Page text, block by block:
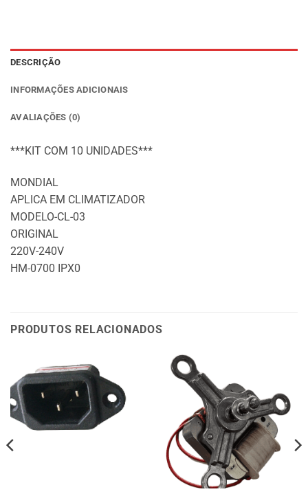
DESCRIÇÃO
INFORMAÇÕES ADICIONAIS
AVALIAÇÕES (0)
***KIT COM 10 UNIDADES***
MONDIAL
APLICA EM CLIMATIZADOR
MODELO-CL-03
ORIGINAL
220V-240V
HM-0700 IPX0
PRODUTOS RELACIONADOS